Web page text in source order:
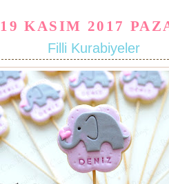
19 KASIM 2017
Filli Kurabiyeler